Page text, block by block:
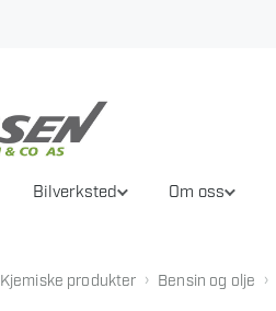
Bilverksted Om oss
Kjemiske produkter › Bensin og olje ›